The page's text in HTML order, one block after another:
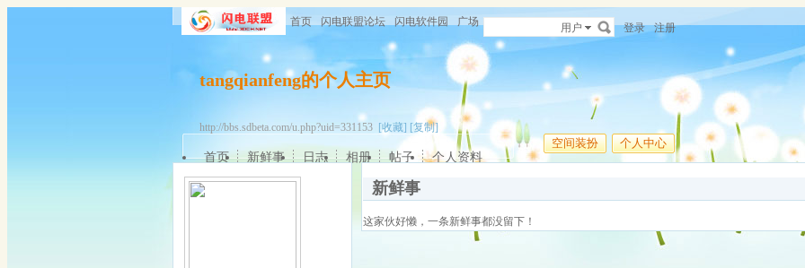
首页 闪电联盟论坛 闪电软件园 广场 用户 登录 注册
tangqianfeng的个人主页
http://bbs.sdbeta.com/u.php?uid=331153 [收藏] [复制]
空间装扮 个人中心
首页 新鲜事 日志 相册 帖子 个人资料
新鲜事
这家伙好懒，一条新鲜事都没留下！